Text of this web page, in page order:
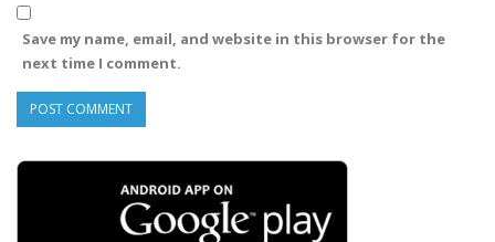
Save my name, email, and website in this browser for the
next time I comment.